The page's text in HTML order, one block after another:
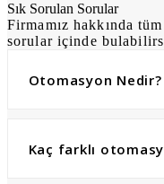
Sık Sorulan Sorular
Firmamız hakkında
sorular içinde
Otomasyon Nedir?
Kaç farklı